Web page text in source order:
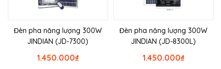
Đèn pha năng lượng 300W
JINDIAN (JD-7300)
₫
1.450.000
Đèn pha năng lượng 300W
JINDIAN (JD-8300L)
₫
1.450.000